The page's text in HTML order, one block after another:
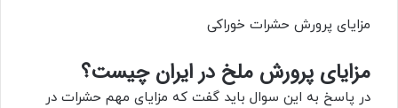
مزایای پرورش حشرات خوراکی
مزایای پرورش ملخ در ایران چیست؟
در پاسخ به این سوال باید گفت که مزایای مهم حشرات در